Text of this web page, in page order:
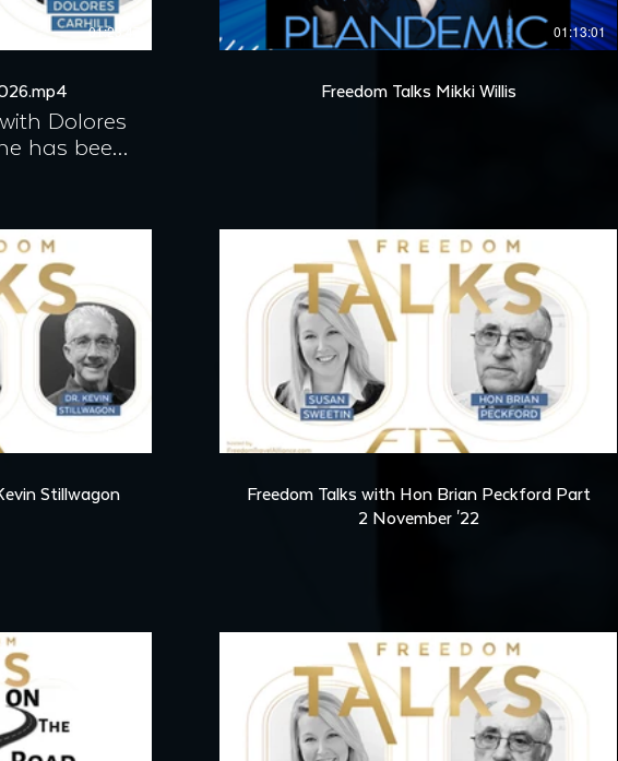
01:23:47
Dolores
has been
shared
work, her
and
this
voices,
people
official
01:13:01
Freedom Talks Mikki Willis
Stillwagon
Freedom Talks with Hon Brian Peckford Part
2 November '22